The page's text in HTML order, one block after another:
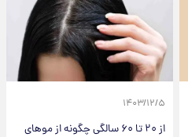
۱۴۰۳/۱۲/۵
از ۲۰ تا ۶۰ سالگی چگونه از مو‌های